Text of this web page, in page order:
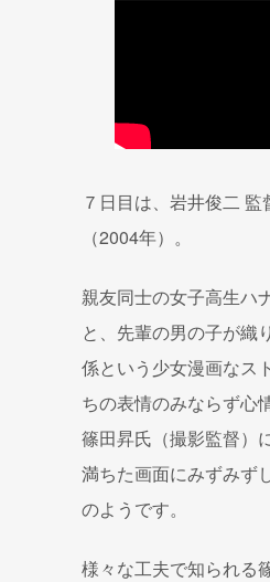
７日目は、岩井俊二 監
（2004年）。
親友同士の女子高生ハ
と、先輩の男の子が織
係という少女漫画なス
ちの表情のみならず心
篠田昇氏（撮影監督）
満ちた画面にみずみず
のようです。
様々な工夫で知られる